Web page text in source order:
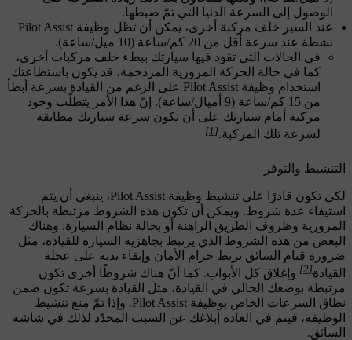
الوصول إلى السرعة الدنيا التي تمّ ضبطها.
عند السير خلف مركبة أخرى، يمكن أن تظل وظيفة Pilot Assist
نشطة عند سرعة أقل من 20 كم/ساعة (10 ميل/ساعة).
في الحالات التي تقود فيها سيارتك ببطء خلف مركبات أخرى،
كما في حالة الحركة المرورية المزدحمة، قد يكون باستطاعتك
استخدام وظيفة Pilot Assist على الرغم من القيادة بسرعة أبطأ
من 15 كم/ساعة (9 أميال/ساعة). إنّ هذا الأمر يتطلّب وجود
مركبة أمام سيارتك على أن تكون سرعة سيارتك مطابقة
لسرعة تلك المركبة.[1]
التنشيط والتوفر
لكي تكون قادرًا على تنشيط وظيفة Pilot Assist، ينبغي أن يتم
استيفاء عدة شروط. ويمكن أن تكون هذه الشروط مرتبطة بالحركة
المرورية وظروف الطريق الراهنة أو بحالة نظام السيارة. وهناك
البعض من هذه الشروط الذي يرتبط بجاهزية السيارة للقيادة، مثل
ضرورة قيام السائق بربط حزام الأمان وإبقاء يديه على عجلة
القيادة[2]
وإغلاق كل الأبواب. كما أنّ هناك شروطًا أخرى تكون
مرتبطة بوضعك الحالي في القيادة، مثل القيادة بسرعة تكون ضمن
نطاق السرعات الخاص بوظيفة Pilot Assist. وإذا تمّ منع تنشيط
الوظيفة، فيتم في العادة إبلاغك عن السبب المحدّد لذلك في شاشة
السائق.